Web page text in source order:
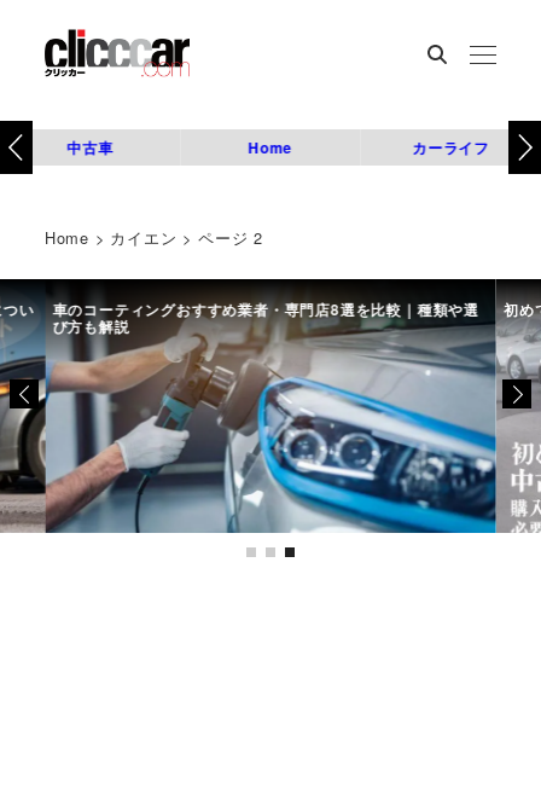
中古車 Home カーライフ
Home > カイエン >ページ 2
い 車のコーティングおすすめ業者・専門店8選を比較｜種類や選
び方も解説
初め